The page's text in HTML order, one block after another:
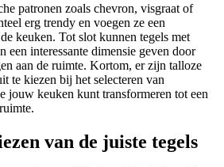
patronen zoals chevron, visgraat of
erg trendy en voegen ze een
keuken. Tot slot kunnen tegels met
een interessante dimensie geven door
aan de ruimte. Kortom, er zijn talloze
te kiezen bij het selecteren van
jouw keuken kunt transformeren tot een
van de juiste tegels